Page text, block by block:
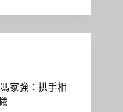
家強：拱手相